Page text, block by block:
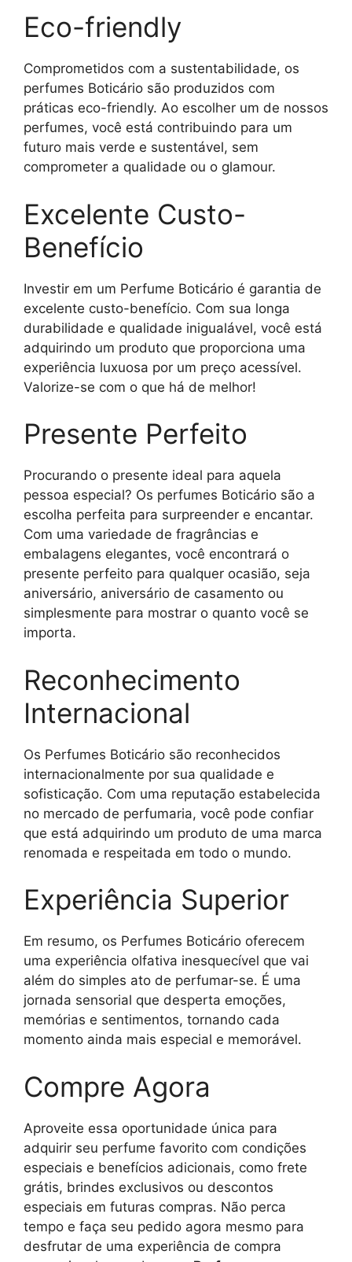
Eco-friendly
Comprometidos com a sustentabilidade, os
perfumes Boticário são produzidos com
práticas eco-friendly. Ao escolher um de nossos
perfumes, você está contribuindo para um
futuro mais verde e sustentável, sem
comprometer a qualidade ou o glamour.
Excelente Custo-
Benefício
Investir em um Perfume Boticário é garantia de
excelente custo-benefício. Com sua longa
durabilidade e qualidade inigualável, você está
adquirindo um produto que proporciona uma
experiência luxuosa por um preço acessível.
Valorize-se com o que há de melhor!
Presente Perfeito
Procurando o presente ideal para aquela
pessoa especial? Os perfumes Boticário são a
escolha perfeita para surpreender e encantar.
Com uma variedade de fragrâncias e
embalagens elegantes, você encontrará o
presente perfeito para qualquer ocasião, seja
aniversário, aniversário de casamento ou
simplesmente para mostrar o quanto você se
importa.
Reconhecimento
Internacional
Os Perfumes Boticário são reconhecidos
internacionalmente por sua qualidade e
sofisticação. Com uma reputação estabelecida
no mercado de perfumaria, você pode confiar
que está adquirindo um produto de uma marca
renomada e respeitada em todo o mundo.
Experiência Superior
Em resumo, os Perfumes Boticário oferecem
uma experiência olfativa inesquecível que vai
além do simples ato de perfumar-se. É uma
jornada sensorial que desperta emoções,
memórias e sentimentos, tornando cada
momento ainda mais especial e memorável.
Compre Agora
Aproveite essa oportunidade única para
adquirir seu perfume favorito com condições
especiais e benefícios adicionais, como frete
grátis, brindes exclusivos ou descontos
especiais em futuras compras. Não perca
tempo e faça seu pedido agora mesmo para
desfrutar de uma experiência de compra